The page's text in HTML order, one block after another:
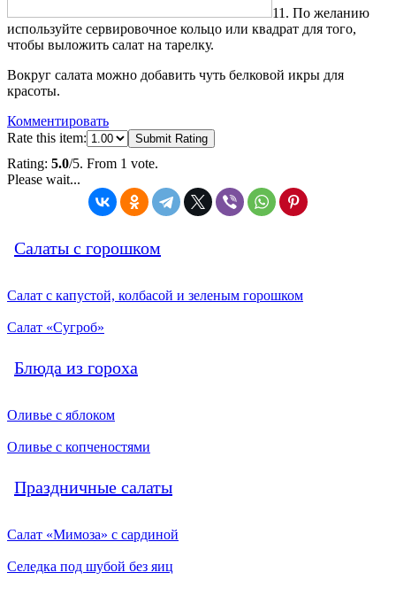
11. По желанию
используйте сервировочное кольцо или квадрат для того,
чтобы выложить салат на тарелку.
Вокруг салата можно добавить чуть белковой икры для
красоты.
Комментировать
Rate this item:
Submit Rating
Rating: 5.0/5. From 1 vote.
Please wait...
Салаты с горошком
Салат с капустой, колбасой и зеленым горошком
Салат «Сугроб»
Блюда из гороха
Оливье с яблоком
Оливье с копченостями
Праздничные салаты
Салат «Мимоза» с сардиной
Селедка под шубой без яиц